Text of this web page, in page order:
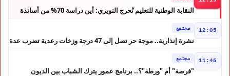
النقابة الوطنية للتعليم تُحرج التويزي: أين دراسة 70% من أساتذة
12:05 مجتمع
نشرة إنذارية.. موجة حر تصل إلى 47 درجة وزخات رعدية تضرب عدة
11:45 مجتمع
"فرصة" أم "ورطة"؟.. برنامج عمور يترك الشباب بين الديون